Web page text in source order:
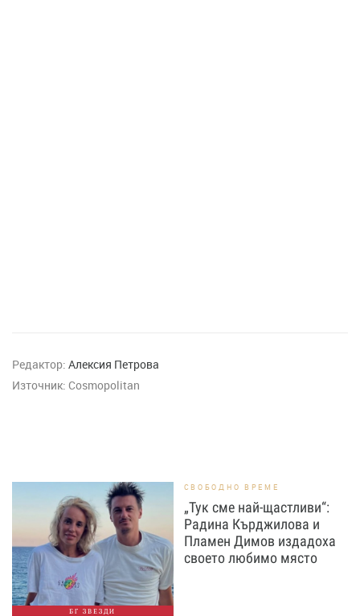
Редактор: Алексия Петрова
Източник: Cosmopolitan
БГ ЗВЕЗДИ
СВОБОДНО ВРЕМЕ
„Тук сме най-щастливи“:
Радина Кърджилова и
Пламен Димов издадоха
своето любимо място